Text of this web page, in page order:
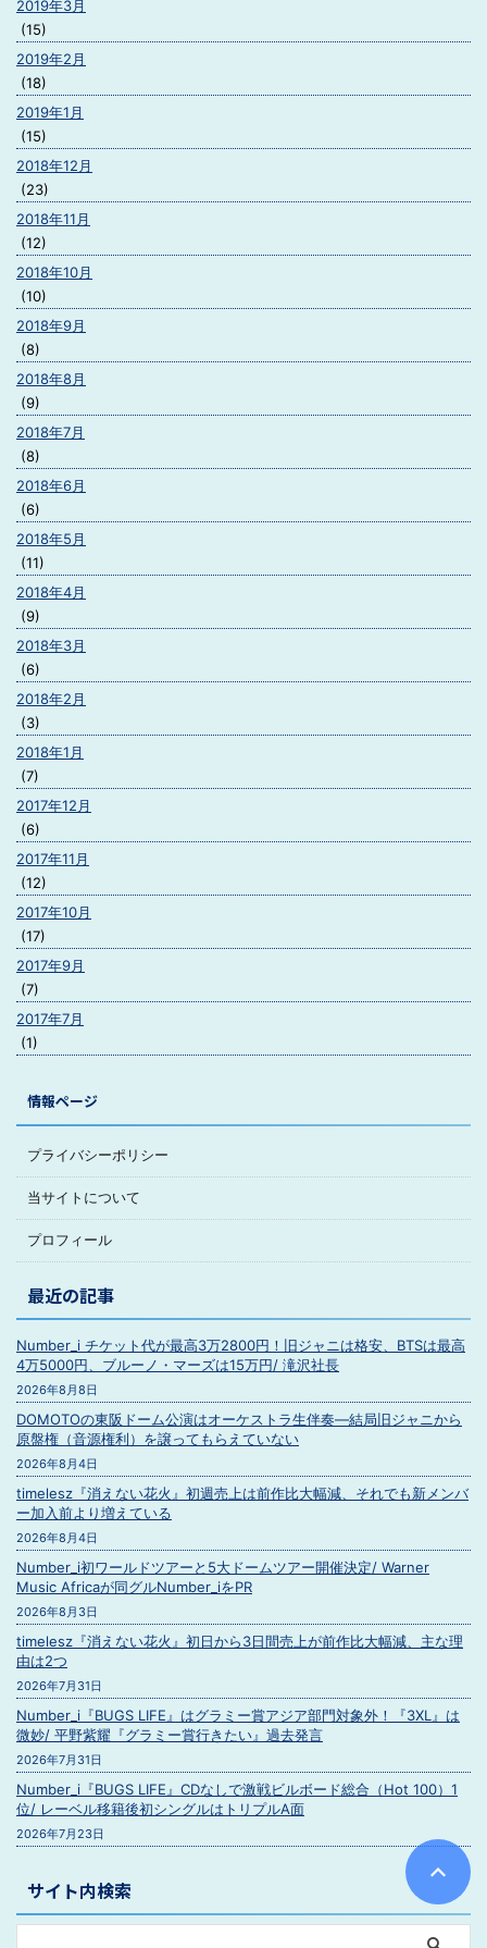
2019年3月
(15)
2019年2月
(18)
2019年1月
(15)
2018年12月
(23)
2018年11月
(12)
2018年10月
(10)
2018年9月
(8)
2018年8月
(9)
2018年7月
(8)
2018年6月
(6)
2018年5月
(11)
2018年4月
(9)
2018年3月
(6)
2018年2月
(3)
2018年1月
(7)
2017年12月
(6)
2017年11月
(12)
2017年10月
(17)
2017年9月
(7)
2017年7月
(1)
情報ページ
プライバシーポリシー
当サイトについて
プロフィール
最近の記事
Number_i チケット代が最高3万2800円！旧ジャニは格安、BTSは最高
4万5000円、ブルーノ・マーズは15万円/ 滝沢社長
2026年8月8日
DOMOTOの東阪ドーム公演はオーケストラ生伴奏―結局旧ジャニから
原盤権（音源権利）を譲ってもらえていない
2026年8月4日
timelesz『消えない花火』初週売上は前作比大幅減、それでも新メンバ
ー加入前より増えている
2026年8月4日
Number_i初ワールドツアーと5大ドームツアー開催決定/ Warner
Music Africaが同グルNumber_iをPR
2026年8月3日
timelesz『消えない花火』初日から3日間売上が前作比大幅減、主な理
由は2つ
2026年7月31日
Number_i『BUGS LIFE』はグラミー賞アジア部門対象外！『3XL』は
微妙/ 平野紫耀『グラミー賞行きたい』過去発言
2026年7月31日
Number_i『BUGS LIFE』CDなしで激戦ビルボード総合（Hot 100）1
位/ レーベル移籍後初シングルはトリプルA面
2026年7月23日
サイト内検索